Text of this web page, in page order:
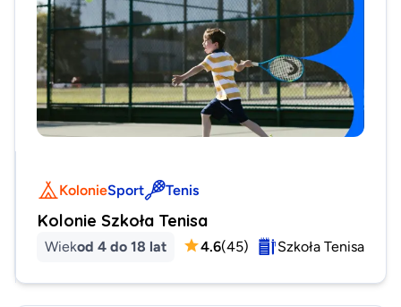
KolonieSport Tenis
Kolonie Szkoła Tenisa
Wiekod 4 do 18 lat 4.6(45) Szkoła Tenisa